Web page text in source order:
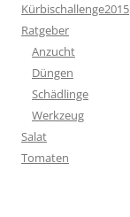
Kürbischallenge2015
Ratgeber
Anzucht
Düngen
Schädlinge
Werkzeug
Salat
Tomaten